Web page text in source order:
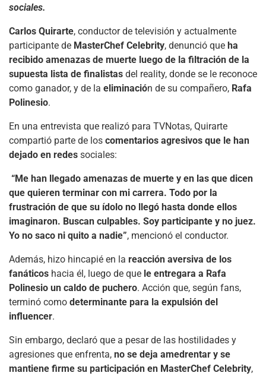
sociales.
Carlos Quirarte, conductor de televisión y actualmente
participante de MasterChef Celebrity, denunció que ha
recibido amenazas de muerte luego de la filtración de la
supuesta lista de finalistas del reality, donde se le reconoce
como ganador, y de la eliminación de su compañero, Rafa
Polinesio.
En una entrevista que realizó para TVNotas, Quirarte
compartió parte de los comentarios agresivos que le han
dejado en redes sociales:
“Me han llegado amenazas de muerte y en las que dicen
que quieren terminar con mi carrera. Todo por la
frustración de que su ídolo no llegó hasta donde ellos
imaginaron. Buscan culpables. Soy participante y no juez.
Yo no saco ni quito a nadie”, mencionó el conductor.
Además, hizo hincapié en la reacción aversiva de los
fanáticos hacia él, luego de que le entregara a Rafa
Polinesio un caldo de puchero. Acción que, según fans,
terminó como determinante para la expulsión del
influencer.
Sin embargo, declaró que a pesar de las hostilidades y
agresiones que enfrenta, no se deja amedrentar y se
mantiene firme su participación en MasterChef Celebrity,